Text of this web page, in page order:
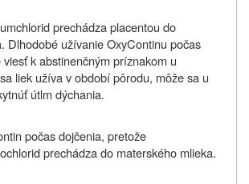
prechádza placentou do
Dlhodobé užívanie OxyContinu počas
k abstinenčným príznakom u
liek užíva v období pôrodu, môže sa u
útlm dýchania.
počas dojčenia, pretože
prechádza do materského mlieka.